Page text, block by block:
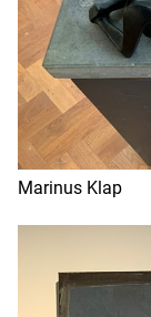
Marinus Klap